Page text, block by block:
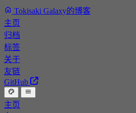
Tokisaki Galaxy的博客
主页
归档
标签
关于
友链
GitHub
主页